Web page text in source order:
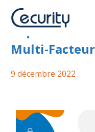
A quoi sert
Multi-Facteur
9 décembre 2022